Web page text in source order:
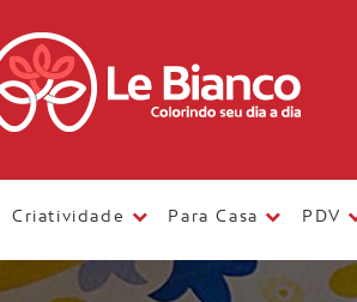
Criatividade Para Casa PDV